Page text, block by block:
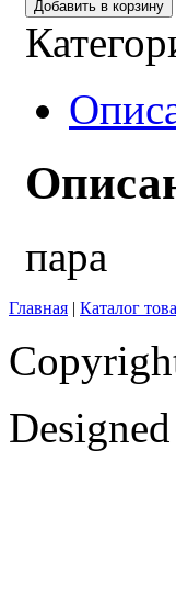
Добавить в корзину
пара
Главная | Каталог